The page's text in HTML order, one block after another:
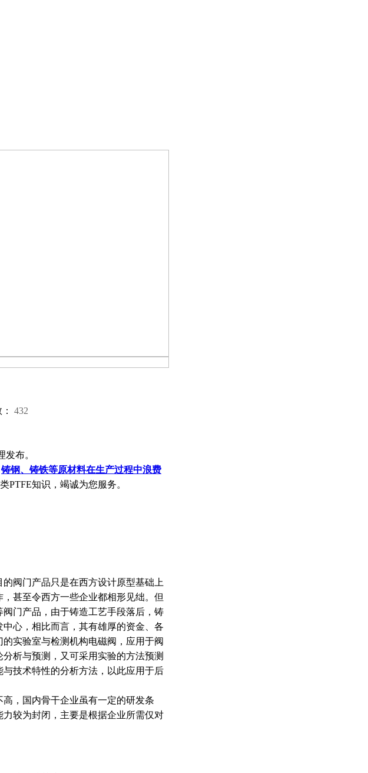
432
布。
铸钢、铸铁等原材料在生产过程中浪费
PTFE知识，竭诚为您服务。
阀门产品只是在西方设计原型基础上
甚至令西方一些企业都相形见绌。但
门产品，由于铸造工艺手段落后，铸
心，相比而言，其有雄厚的资金、各
实验室与检测机构电磁阀，应用于阀
析与预测，又可采用实验的方法预测
技术特性的分析方法，以此应用于后
，国内骨干企业虽有一定的研发条
较为封闭，主要是根据企业所需仅对